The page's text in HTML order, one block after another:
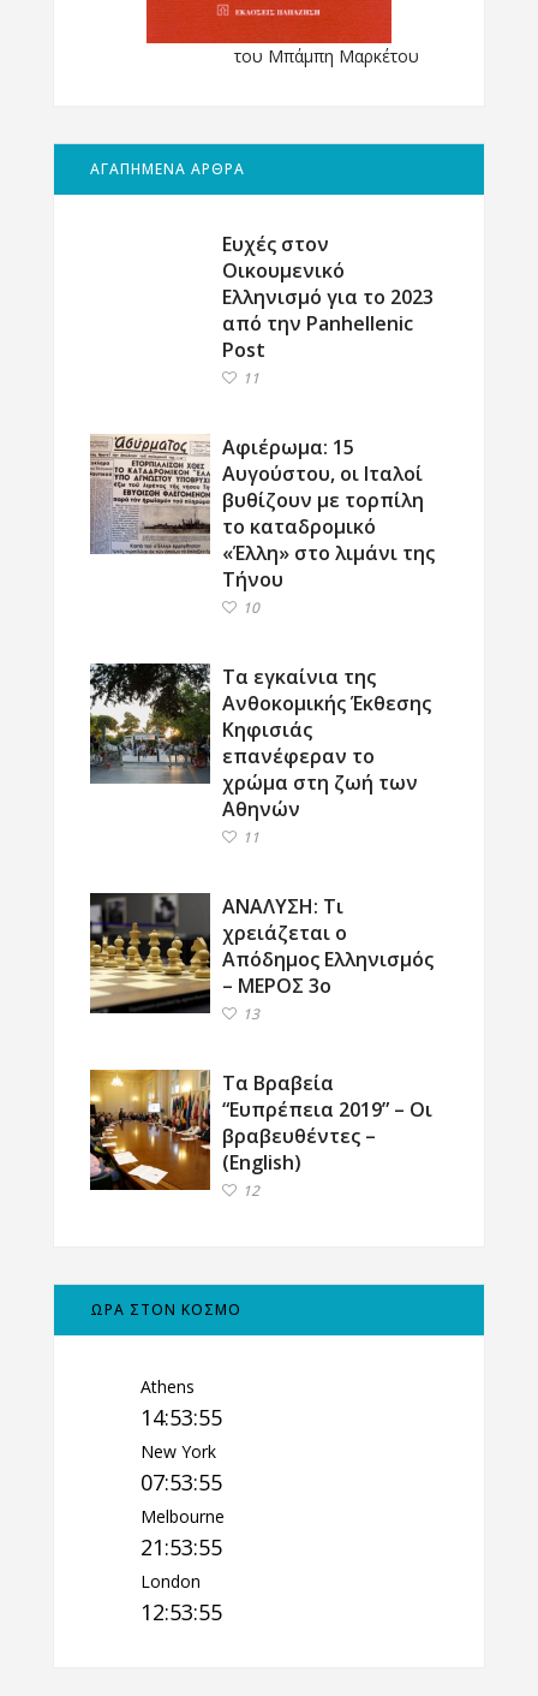
του Μπάμπη Μαρκέτου
ΑΓΑΠΗΜΕΝΑ ΑΡΘΡΑ
Ευχές στον
Οικουμενικό
Ελληνισμό για το 2023
από την Panhellenic
Post
11
Αφιέρωμα: 15
Αυγούστου, οι Ιταλοί
βυθίζουν με τορπίλη
το καταδρομικό
«Έλλη» στο λιμάνι της
Τήνου
10
Τα εγκαίνια της
Ανθοκομικής Έκθεσης
Κηφισιάς
επανέφεραν το
χρώμα στη ζωή των
Αθηνών
11
ΑΝΑΛΥΣΗ: Τι
χρειάζεται ο
Απόδημος Ελληνισμός
– ΜΕΡΟΣ 3ο
13
Τα Βραβεία
“Ευπρέπεια 2019” – Οι
βραβευθέντες –
(English)
12
ΩΡΑ ΣΤΟΝ ΚΟΣΜΟ
Athens
14:53:56
New York
07:53:56
Melbourne
21:53:56
London
12:53:56